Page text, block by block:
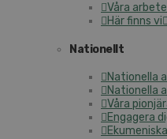
Våra
Här finns vi
Nationellt
Nationella
Nationella
Våra
Engagera